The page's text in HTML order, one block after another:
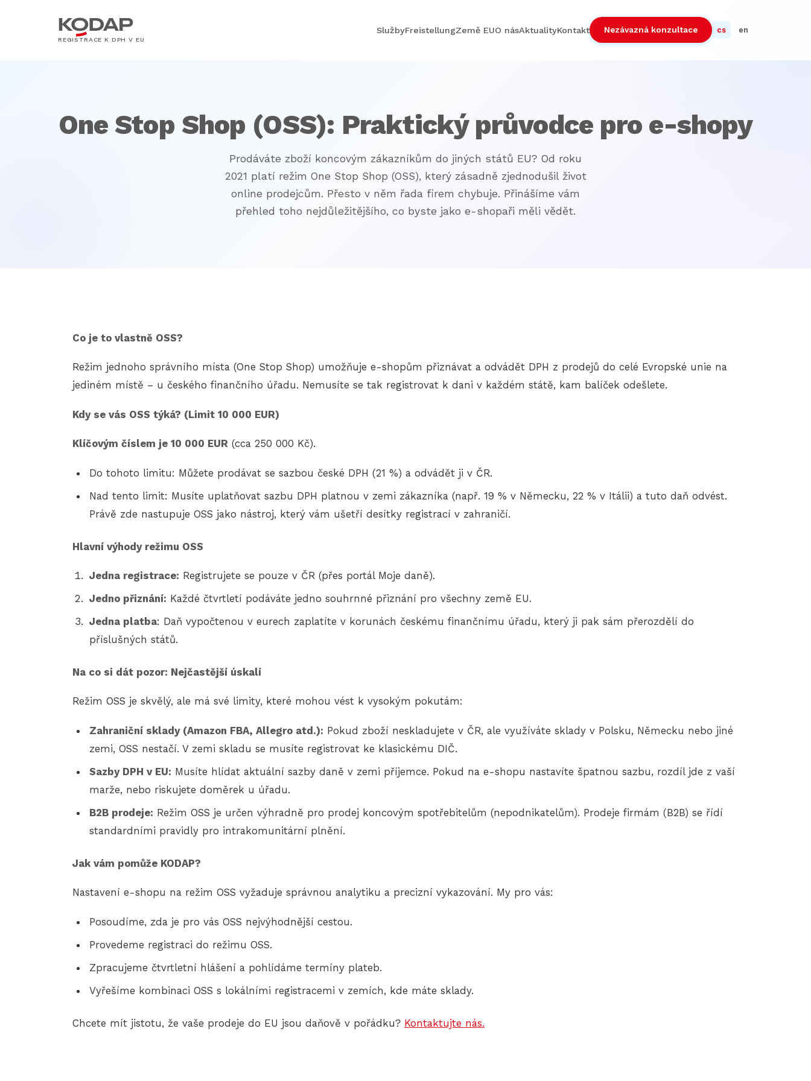
REGISTRACE K DPH V EU
SlužbyFreistellungZemě EUO násAktualityKontakt Nezávazná konzultace cs en
One Stop Shop (OSS): Praktický průvodce pro e-shopy
Prodáváte zboží koncovým zákazníkům do jiných států EU? Od roku
2021 platí režim One Stop Shop (OSS), který zásadně zjednodušil život
online prodejcům. Přesto v něm řada firem chybuje. Přinášíme vám
přehled toho nejdůležitějšího, co byste jako e-shopaři měli vědět.
Co je to vlastně OSS?
Režim jednoho správního místa (One Stop Shop) umožňuje e-shopům přiznávat a odvádět DPH z prodejů do celé Evropské unie na
jediném místě – u českého finančního úřadu. Nemusíte se tak registrovat k dani v každém státě, kam balíček odešlete.
Kdy se vás OSS týká? (Limit 10 000 EUR)
Klíčovým číslem je 10 000 EUR (cca 250 000 Kč).
Do tohoto limitu: Můžete prodávat se sazbou české DPH (21 %) a odvádět ji v ČR.
Nad tento limit: Musíte uplatňovat sazbu DPH platnou v zemi zákazníka (např. 19 % v Německu, 22 % v Itálii) a tuto daň odvést.
Právě zde nastupuje OSS jako nástroj, který vám ušetří desítky registrací v zahraničí.
Hlavní výhody režimu OSS
Jedna registrace: Registrujete se pouze v ČR (přes portál Moje daně).
Jedno přiznání: Každé čtvrtletí podáváte jedno souhrnné přiznání pro všechny země EU.
Jedna platba: Daň vypočtenou v eurech zaplatíte v korunách českému finančnímu úřadu, který ji pak sám přerozdělí do
příslušných států.
Na co si dát pozor: Nejčastější úskalí
Režim OSS je skvělý, ale má své limity, které mohou vést k vysokým pokutám:
Zahraniční sklady (Amazon FBA, Allegro atd.): Pokud zboží neskladujete v ČR, ale využíváte sklady v Polsku, Německu nebo jiné
zemi, OSS nestačí. V zemi skladu se musíte registrovat ke klasickému DIČ.
Sazby DPH v EU: Musíte hlídat aktuální sazby daně v zemi příjemce. Pokud na e-shopu nastavíte špatnou sazbu, rozdíl jde z vaší
marže, nebo riskujete doměrek u úřadu.
B2B prodeje: Režim OSS je určen výhradně pro prodej koncovým spotřebitelům (nepodnikatelům). Prodeje firmám (B2B) se řídí
standardními pravidly pro intrakomunitární plnění.
Jak vám pomůže KODAP?
Nastavení e-shopu na režim OSS vyžaduje správnou analytiku a precizní vykazování. My pro vás:
Posoudíme, zda je pro vás OSS nejvýhodnější cestou.
Provedeme registraci do režimu OSS.
Zpracujeme čtvrtletní hlášení a pohlídáme termíny plateb.
Vyřešíme kombinaci OSS s lokálními registracemi v zemích, kde máte sklady.
Chcete mít jistotu, že vaše prodeje do EU jsou daňově v pořádku? Kontaktujte nás.